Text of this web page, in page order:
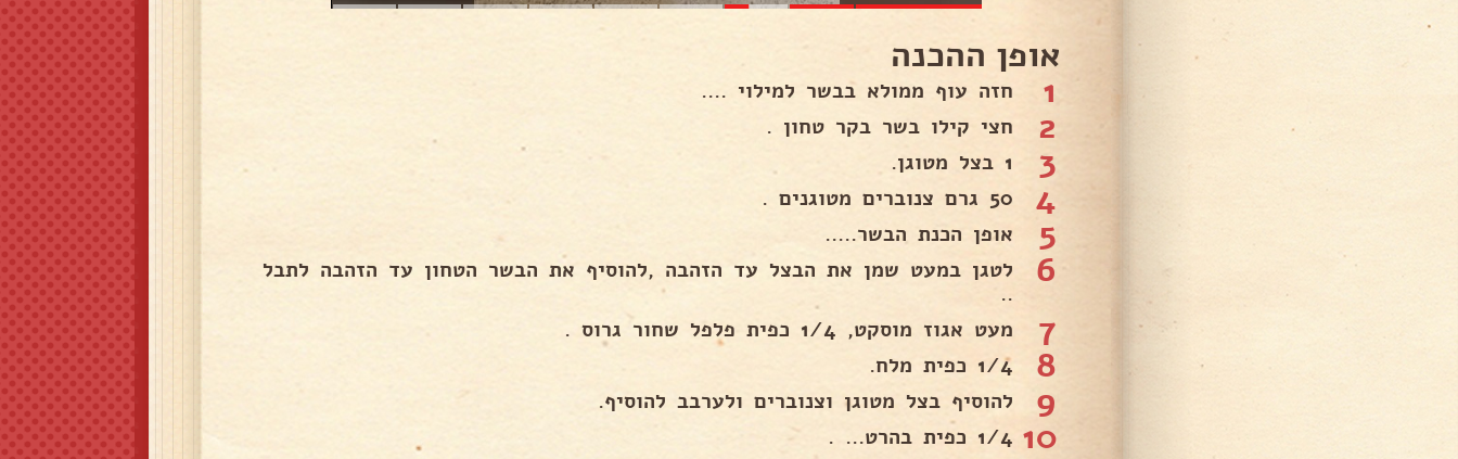
אופן ההכנה
1 חזה עוף ממולא בבשר למילוי ....
2 חצי קילו בשר בקר טחון .
3 1 בצל מטוגן.
4 50 גרם צנוברים מטוגנים .
5 אופן הכנת הבשר.....
6
לטגן במעט שמן את הבצל עד הזהבה ,להוסיף את הבשר הטחון עד הזהבה לתבל
..
7 מעט אגוז מוסקט, 1/4 כפית פלפל שחור גרוס .
8 1/4 כפית מלח.
9 להוסיף בצל מטוגן וצנוברים ולערבב להוסיף.
10 1/4 כפית בהרט... .